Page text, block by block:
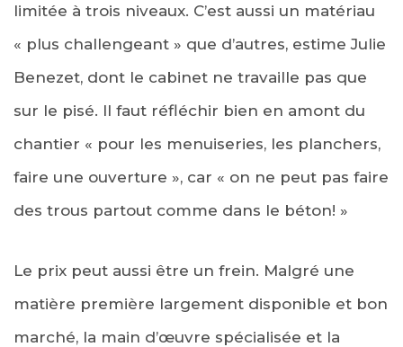
limitée à trois niveaux. C’est aussi un matériau
« plus challengeant » que d’autres, estime Julie
Benezet, dont le cabinet ne travaille pas que
sur le pisé. Il faut réfléchir bien en amont du
chantier « pour les menuiseries, les planchers,
faire une ouverture », car « on ne peut pas faire
des trous partout comme dans le béton! »
Le prix peut aussi être un frein. Malgré une
matière première largement disponible et bon
marché, la main d’œuvre spécialisée et la